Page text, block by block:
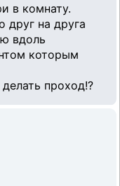
в комнату.
друг на друга
вдоль
которым
проход!?